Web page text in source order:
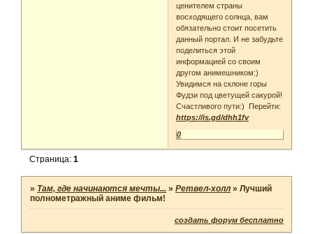
ценителем страны
восходящего солнца, вам
обязательно стоит посетить
данный портал. И не забудьте
поделиться этой
информацией со своим
другом анимешником:)
Увидимся на склоне горы
Фудзи под цветущей сакурой!
Счастливого пути:) Перейти:
https://is.gd/dhh1fv
0
Страница:1
» Там, где начинаются мечты... »Ретвел-холл »Лучший
полнометражный аниме фильм!
создать форум бесплатно